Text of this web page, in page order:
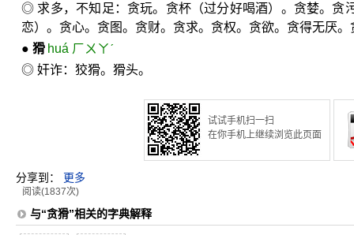
◎ 求多，不知足：贪玩。贪杯（过分好喝酒）。贪婪。贪
恋）。贪心。贪图。贪财。贪求。贪权。贪欲。贪得无厌。
● 猾 huá ㄏㄨㄚˊ
◎ 奸诈：狡猾。猾头。
试试手机扫一扫
在你手机上继续浏览此页面
分享到： 更多
阅读(1837次)
与“贪猾”相关的字典解释